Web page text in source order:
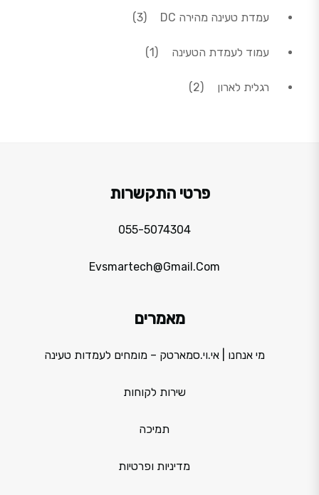
עמדת טעינה מהירה DC 33 מוצרים
עמוד לעמדת הטעינה 1מוצר 1
רגלית לארון 22 מוצרים
פרטי התקשרות
055-5074304
Evsmartech@gmail.com
מאמרים
מי אנחנו | אי.וי.סמארטק – מומחים לעמדות טעינה
שירות לקוחות
תמיכה
מדיניות ופרטיות